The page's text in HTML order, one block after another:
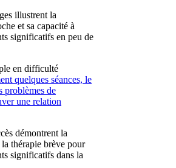
illustrent la
et sa capacité à
significatifs en peu de
en difficulté
quelques séances, le
problèmes de
une relation
démontrent la
thérapie brève pour
significatifs dans la